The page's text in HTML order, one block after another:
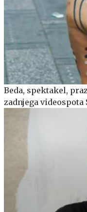
Beda, spektakel,
zadnjega videospota